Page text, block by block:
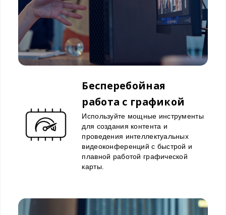
Бесперебойная
работа с графикой
Используйте мощные инструменты
для создания контента и
проведения интеллектуальных
видеоконференций с быстрой и
плавной работой графической
карты.